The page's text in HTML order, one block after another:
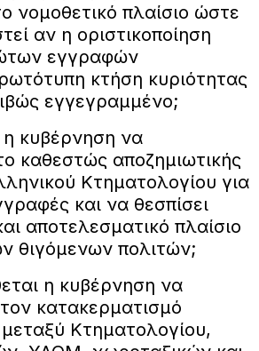
νομοθετικό πλαίσιο ώστε
αν η οριστικοποίηση
εγγραφών
κτήση κυριότητας
εγγεγραμμένο;
η κυβέρνηση να
καθεστώς αποζημιωτικής
Κτηματολογίου για
και να θεσπίσει
αποτελεσματικό πλαίσιο
θιγόμενων πολιτών;
η κυβέρνηση να
κατακερματισμό
Κτηματολογίου,